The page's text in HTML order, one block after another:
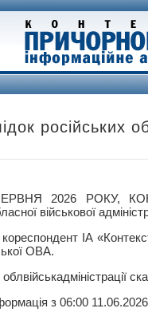
російських
2026 РОКУ,
військової
ІА
ОВА.
з 06:00